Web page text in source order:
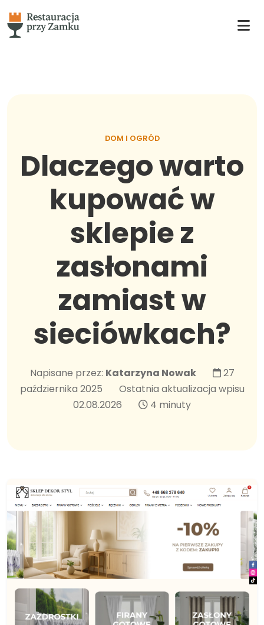
DOM I OGRÓD
Dlaczego warto
kupować w
sklepie z
zasłonami
zamiast w
sieciówkach?
Napisane przez: Katarzyna Nowak
27
października 2025
Ostatnia aktualizacja wpisu
02.08.2026
4 minuty